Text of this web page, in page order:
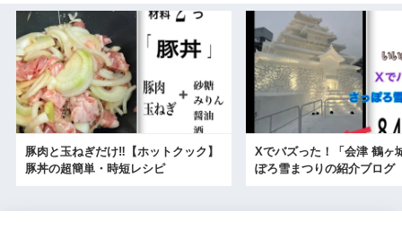
豚肉と玉ねぎだけ‼【ホットクック】
豚丼の超簡単・時短レシピ
Xでバズった！「会津 鶴ヶ
ぽろ雪まつりの紹介ブログ